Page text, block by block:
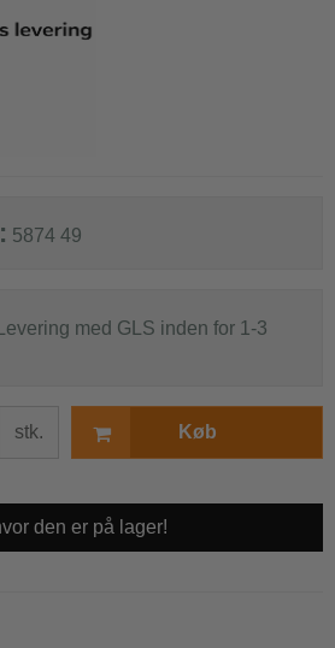
5874 49
Levering med GLS inden for 1-3
stk. Køb
den er på lager!